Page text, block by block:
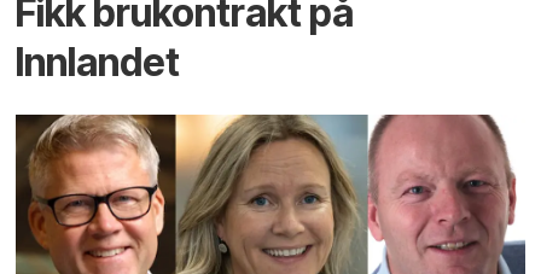
Fikk brukontrakt på
Innlandet